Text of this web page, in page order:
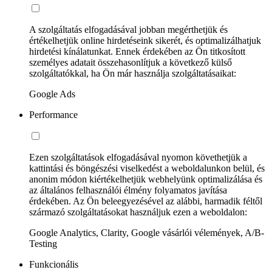
A szolgáltatás elfogadásával jobban megérthetjük és
értékelhetjük online hirdetéseink sikerét, és optimalizálhatjuk
hirdetési kínálatunkat. Ennek érdekében az Ön titkosított
személyes adatait összehasonlítjuk a következő külső
szolgáltatókkal, ha Ön már használja szolgáltatásaikat:
Google Ads
Performance
Ezen szolgáltatások elfogadásával nyomon követhetjük a
kattintási és böngészési viselkedést a weboldalunkon belül, és
anonim módon kiértékelhetjük webhelyünk optimalizálása és
az általános felhasználói élmény folyamatos javítása
érdekében. Az Ön beleegyezésével az alábbi, harmadik féltől
származó szolgáltatásokat használjuk ezen a weboldalon:
Google Analytics, Clarity, Google vásárlói vélemények, A/B-
Testing
Funkcionális